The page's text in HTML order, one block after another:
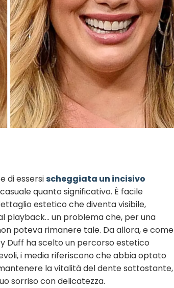
di essersischeggiata un incisivo
quanto significativo. È facile
estetico che diventa visibile,
playback… un problema che, per una
poteva rimanere tale. Da allora, e come
Duff ha scelto un percorso estetico
i media riferiscono che abbia optato
la vitalità del dente sottostante,
sorriso con delicatezza.